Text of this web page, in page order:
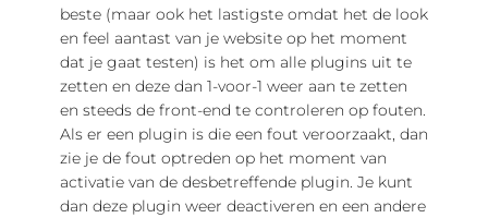
beste (maar ook het lastigste omdat het de look
en feel aantast van je website op het moment
dat je gaat testen) is het om alle plugins uit te
zetten en deze dan 1-voor-1 weer aan te zetten
en steeds de front-end te controleren op fouten.
Als er een plugin is die een fout veroorzaakt, dan
zie je de fout optreden op het moment van
activatie van de desbetreffende plugin. Je kunt
dan deze plugin weer deactiveren en een andere